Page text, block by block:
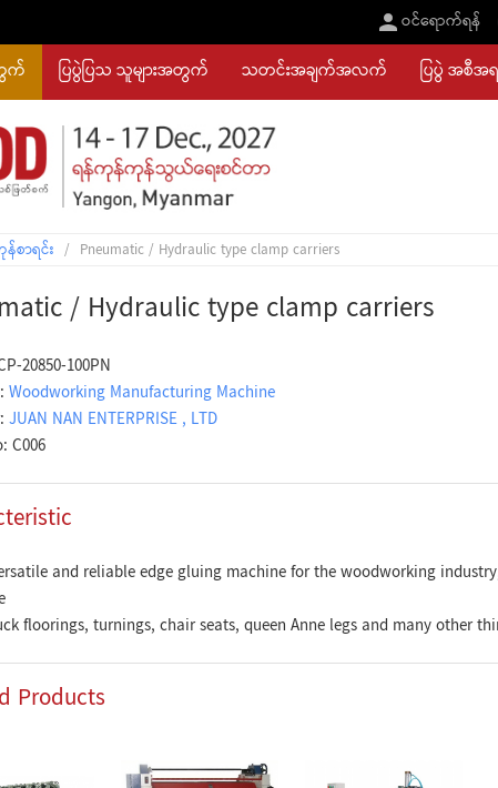
ဝင်ရောက်ရန်
က် ပြပွဲပြသ သူများအတွက် သတင်းအချက်အလက် ပြပွဲ အစီအ
စာရင်း / Pneumatic / Hydraulic type clamp carriers
/ Hydraulic type clamp carriers
20850-100PN
Woodworking Manufacturing Machine
JUAN NAN ENTERPRISE , LTD
C006
and reliable edge gluing machine for the woodworking
floorings, turnings, chair seats, queen Anne legs and many other
Products